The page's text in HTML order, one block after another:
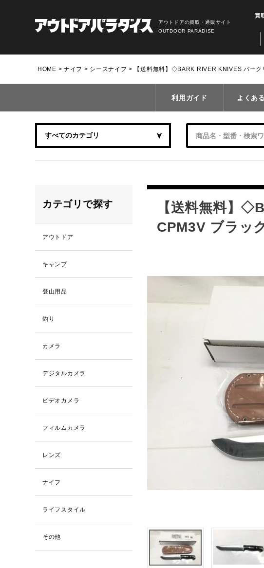
アウトドアの買取・通販サイト
OUTDOOR PARADISE
買
HOME ナイフ シースナイフ 【送料無料】◇BARK RIVER KNIVES バー
利用ガイド よくあ
【送料無料】
CPM3V ブラッ
カテゴリで探す
アウトドア
キャンプ
登山用品
釣り
カメラ
デジタルカメラ
ビデオカメラ
フィルムカメラ
レンズ
ナイフ
ライフスタイル
その他